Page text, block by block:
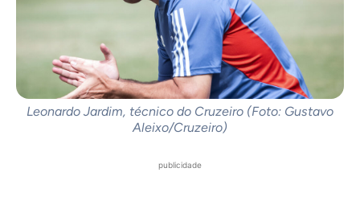
Leonardo Jardim, técnico do Cruzeiro (Foto: Gustavo
Aleixo/Cruzeiro)
publicidade